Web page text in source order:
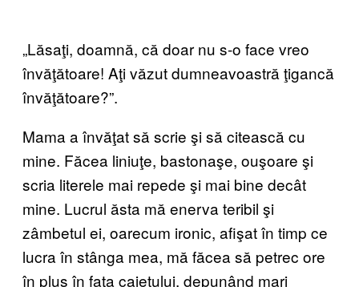
„Lăsaţi, doamnă, că doar nu s-o face vreo
învăţătoare! Aţi văzut dumneavoastră ţigancă
învăţătoare?”.
Mama a învăţat să scrie şi să citească cu
mine. Făcea liniuţe, bastonaşe, ouşoare şi
scria literele mai repede şi mai bine decât
mine. Lucrul ăsta mă enerva teribil şi
zâmbetul ei, oarecum ironic, afişat în timp ce
lucra în stânga mea, mă făcea să petrec ore
în plus în faţa caietului, depunând mari